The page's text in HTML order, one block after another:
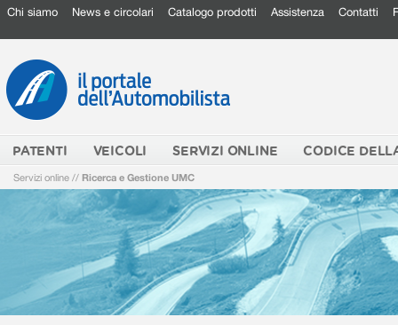
Chi siamo News e circolari Catalogo prodotti Assistenza Contatti
PATENTI VEICOLI SERVIZI ONLINE CODICE
Servizi online // Ricerca e Gestione UMC